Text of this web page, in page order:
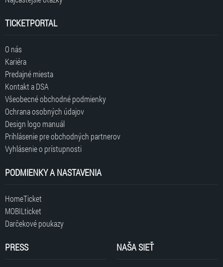
TICKETPORTAL
O nás
Kariéra
Predajné miesta
Kontakt a DSA
Všeobecné obchodné podmienky
Ochrana osobných údajov
Design logo manuál
Prihlásenie pre obchodných partnerov
Vyhlásenie o prístupnosti
PODMIENKY A NASTAVENIA
HomeTicket
MOBILticket
Darčekové poukazy
PRESS NAŠA SIEŤ